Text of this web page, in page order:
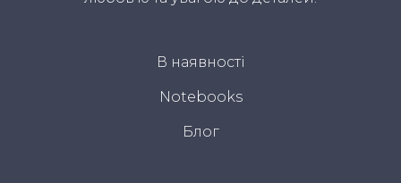
В наявності
Notebooks
Блог